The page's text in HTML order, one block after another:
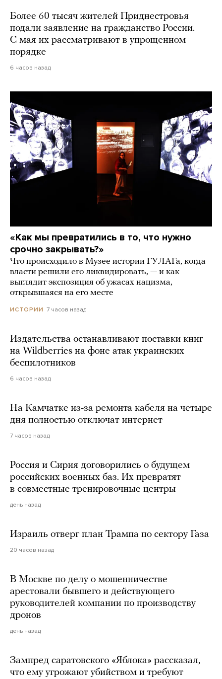
Более 60 тысяч жителей Приднестровья
подали заявление на гражданство России.
С мая их рассматривают в упрощенном
порядке
6 часов назад
«Как мы превратились в то, что нужно
срочно закрывать?»
Что происходило в Музее истории ГУЛАГа, когда
власти решили его ликвидировать, — и как
выглядит экспозиция об ужасах нацизма,
открывшаяся на его месте
ИСТОРИИ 7 часов назад
Издательства останавливают поставки книг
на Wildberries на фоне атак украинских
беспилотников
6 часов назад
На Камчатке из-за ремонта кабеля на четыре
дня полностью отключат интернет
7 часов назад
Россия и Сирия договорились о будущем
российских военных баз. Их превратят
в совместные тренировочные центры
день назад
Израиль отверг план Трампа по сектору Газа
20 часов назад
В Москве по делу о мошенничестве
арестовали бывшего и действующего
руководителей компании по производству
дронов
день назад
Зампред саратовского «Яблока» рассказал,
что ему угрожают убийством и требуют